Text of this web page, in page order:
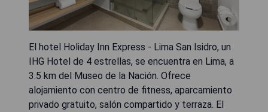
El hotel Holiday Inn Express - Lima San Isidro, un
IHG Hotel de 4 estrellas, se encuentra en Lima, a
3.5 km del Museo de la Nación. Ofrece
alojamiento con centro de fitness, aparcamiento
privado gratuito, salón compartido y terraza. El